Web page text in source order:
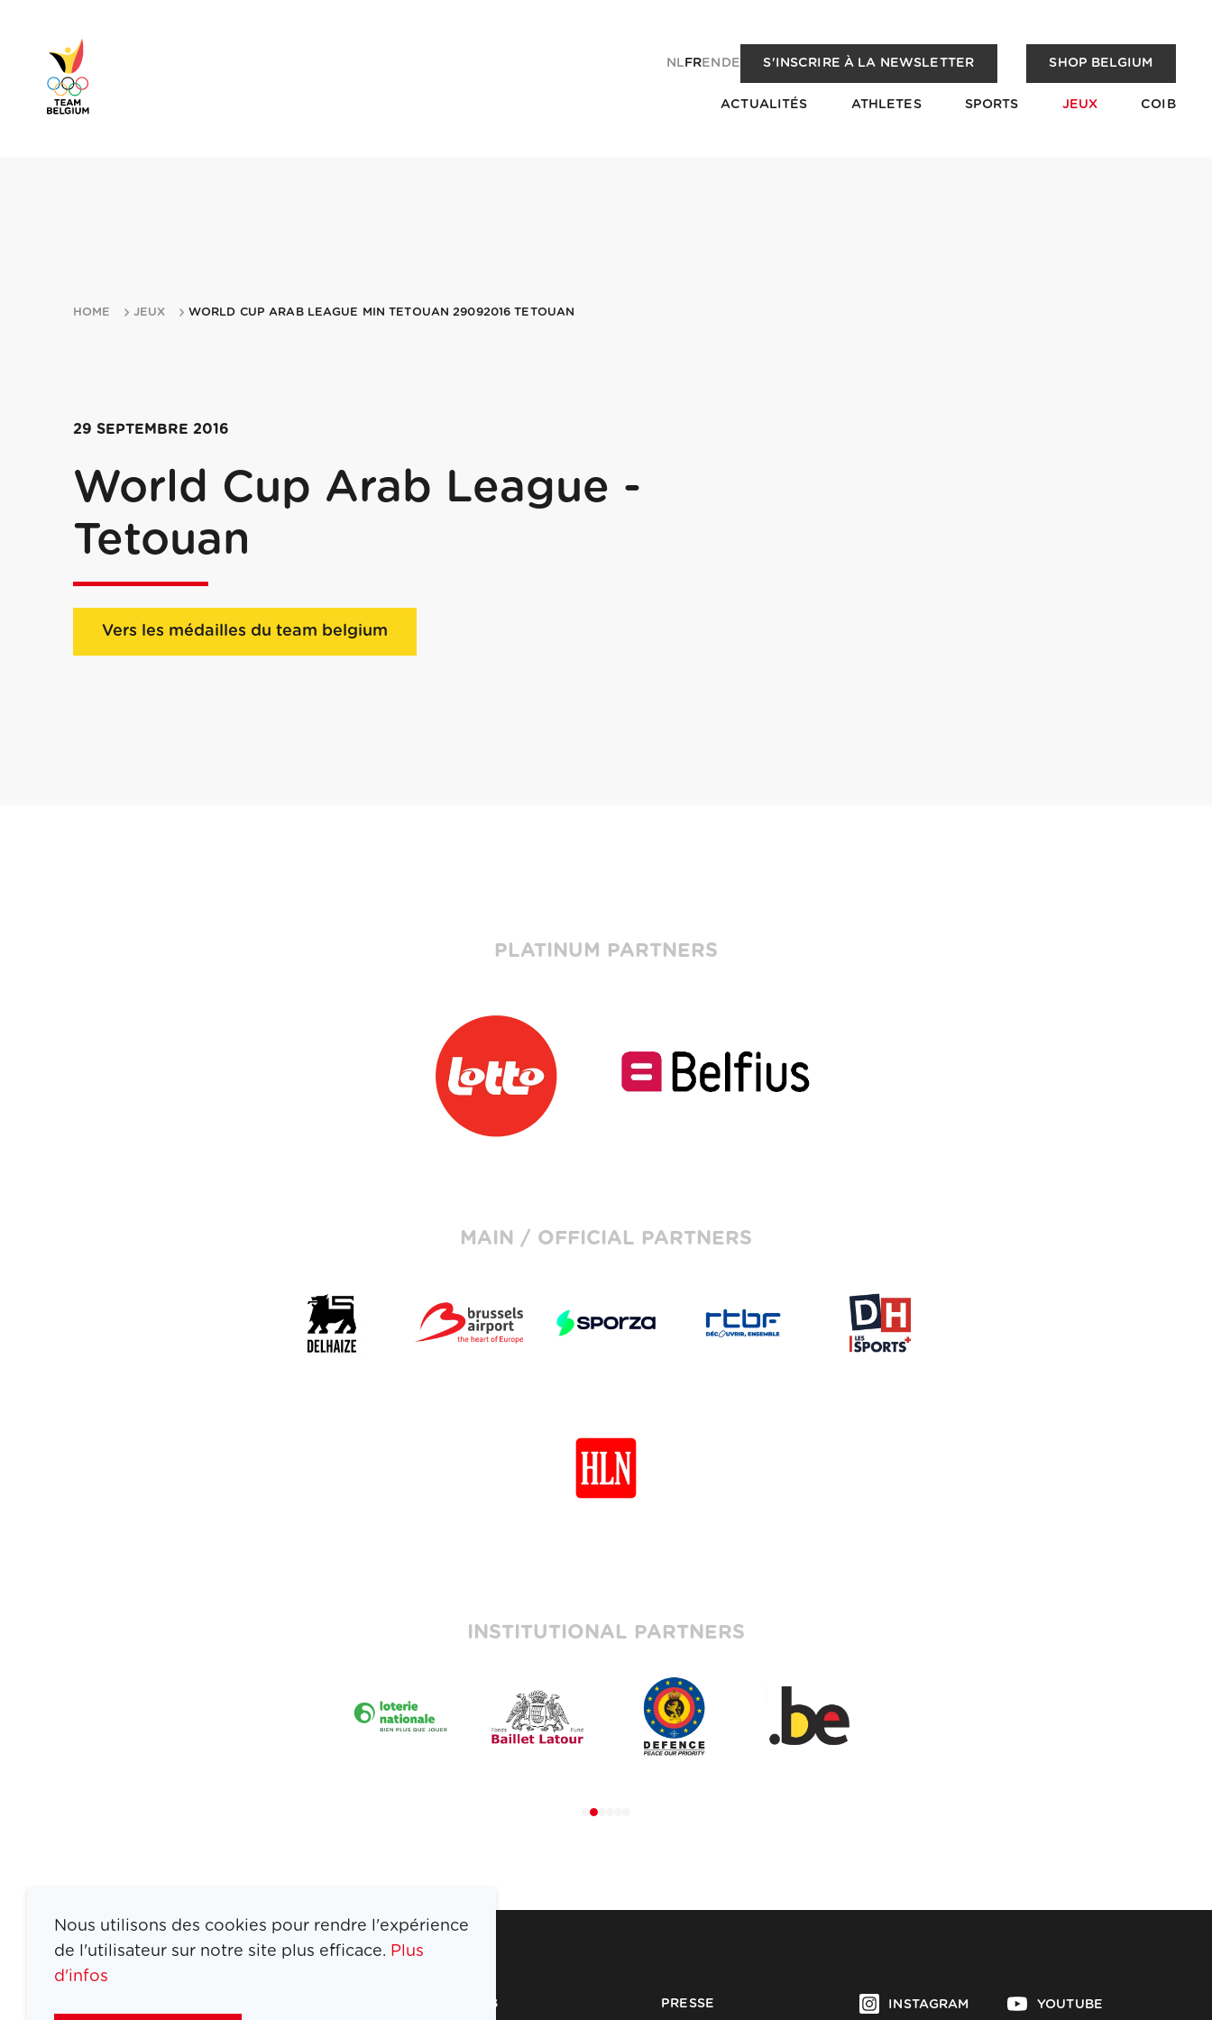
NLFREN DE S'INSCRIRE À LA NEWSLETTER SHOP BELGIUM
ACTUALITÉS ATHLETES SPORTS JEUX COIB
HOME JEUX WORLD CUP ARAB LEAGUE MIN TETOUAN 29092016 TETOUAN
29 SEPTEMBRE 2016
World Cup Arab League -
Tetouan
Vers les médailles du team belgium
PLATINUM PARTNERS
MAIN / OFFICIAL PARTNERS
INSTITUTIONAL PARTNERS
COIB PRESSE INSTAGRAM YOUTUBE
Nous utilisons des cookies pour rendre l'expérience
de l'utilisateur sur notre site plus efficace. Plus
d'infos